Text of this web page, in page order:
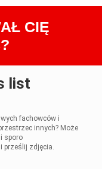
CIĘ
list
fachowców i
innych? Może
sporo
prześlij zdjęcia.